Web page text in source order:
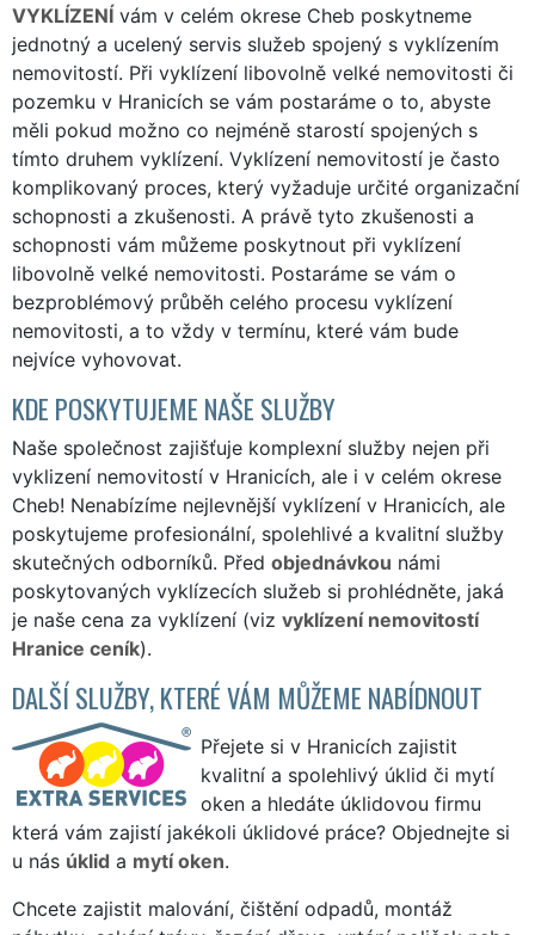
VYKLÍZENÍ vám v celém okrese Cheb poskytneme
jednotný a ucelený servis služeb spojený s vyklízením
nemovitostí. Při vyklízení libovolně velké nemovitosti či
pozemku v Hranicích se vám postaráme o to, abyste
měli pokud možno co nejméně starostí spojených s
tímto druhem vyklízení. Vyklízení nemovitostí je často
komplikovaný proces, který vyžaduje určité organizační
schopnosti a zkušenosti. A právě tyto zkušenosti a
schopnosti vám můžeme poskytnout při vyklízení
libovolně velké nemovitosti. Postaráme se vám o
bezproblémový průběh celého procesu vyklízení
nemovitosti, a to vždy v termínu, které vám bude
nejvíce vyhovovat.
KDE POSKYTUJEME NAŠE SLUŽBY
Naše společnost zajišťuje komplexní služby nejen při
vyklizení nemovitostí v Hranicích, ale i v celém okrese
Cheb! Nenabízíme nejlevnější vyklízení v Hranicích, ale
poskytujeme profesionální, spolehlivé a kvalitní služby
skutečných odborníků. Před objednávkou námi
poskytovaných vyklízecích služeb si prohlédněte, jaká
je naše cena za vyklízení (viz vyklízení nemovitostí
Hranice ceník).
DALŠÍ SLUŽBY, KTERÉ VÁM MŮŽEME NABÍDNOUT
Přejete si v Hranicích zajistit
kvalitní a spolehlivý úklid či mytí
oken a hledáte úklidovou firmu
která vám zajistí jakékoli úklidové práce? Objednejte si
u nás úklid a mytí oken.
Chcete zajistit malování, čištění odpadů, montáž